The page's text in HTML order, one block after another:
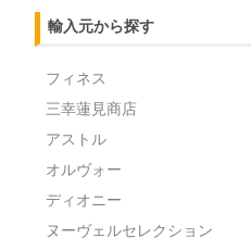
輸入元から探す
フィネス
三幸蓮見商店
アストル
オルヴォー
ディオニー
ヌーヴェルセレクション